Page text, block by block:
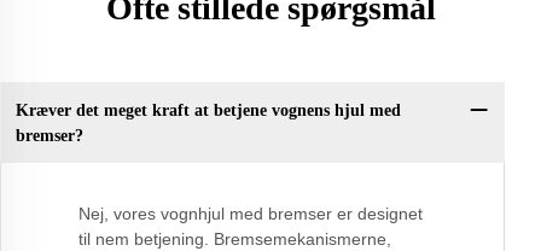
Ofte stillede spørgsmål
Kræver det meget kraft at betjene vognens hjul med
bremser?
Nej, vores vognhjul med bremser er designet
til nem betjening. Bremsemekanismerne,